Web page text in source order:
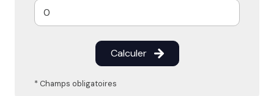
Calculer
* Champs obligatoires